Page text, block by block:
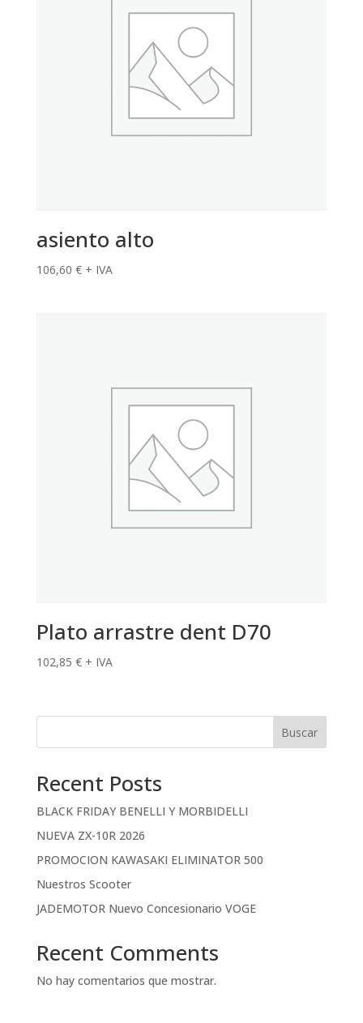
asiento alto
106,60 € + IVA
Plato arrastre dent D70
102,85 € + IVA
Buscar
Recent Posts
BLACK FRIDAY BENELLI Y MORBIDELLI
NUEVA ZX-10R 2026
PROMOCION KAWASAKI ELIMINATOR 500
Nuestros Scooter
JADEMOTOR Nuevo Concesionario VOGE
Recent Comments
No hay comentarios que mostrar.